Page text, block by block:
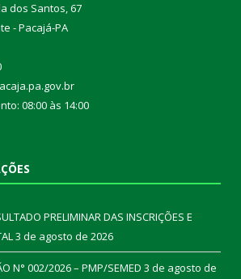
dos Santos, 67
- Pacajá-PA
08:00 às 14:00
PRELIMINAR DAS INSCRIÇÕES E
3 de agosto de 2026
N° 002/2026 – PMP/SEMED 3 de agosto de